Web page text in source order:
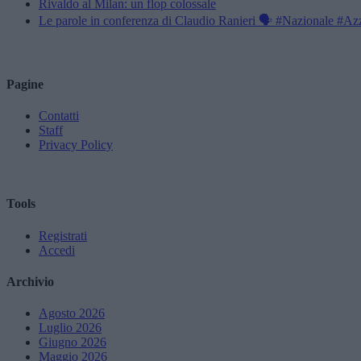
Rivaldo al Milan: un flop colossale
Le parole in conferenza di Claudio Ranieri 🗣️ #Nazionale
Pagine
Contatti
Staff
Privacy Policy
Tools
Registrati
Accedi
Archivio
Agosto 2026
Luglio 2026
Giugno 2026
Maggio 2026